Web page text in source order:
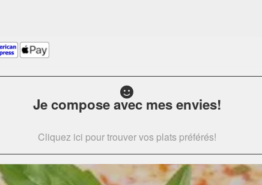
Je compose avec mes envies!
Cliquez ici pour trouver vos plats préférés!